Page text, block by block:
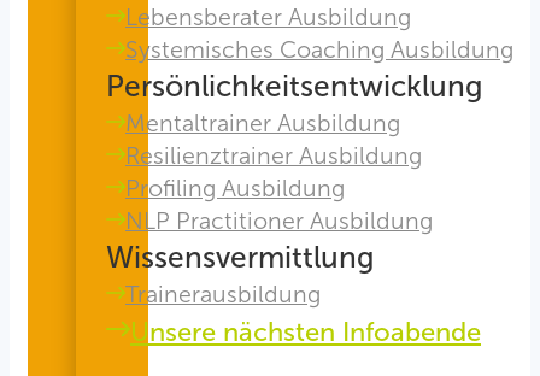
Lebensberater Ausbildung
Systemisches Coaching Ausbildung
Persönlichkeitsentwicklung
Mentaltrainer Ausbildung
Resilienztrainer Ausbildung
Profiling Ausbildung
NLP Practitioner Ausbildung
Wissensvermittlung
Trainerausbildung
Unsere nächsten Infoabende